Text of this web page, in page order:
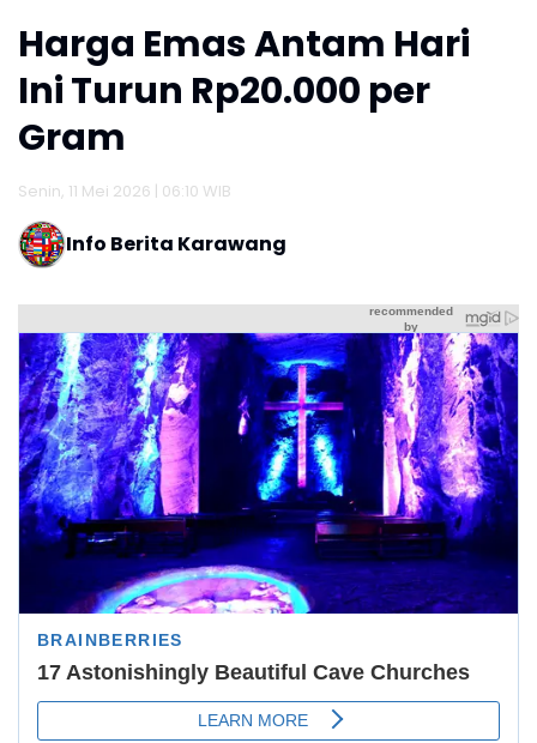
Harga Emas Antam Hari
Ini Turun Rp20.000 per
Gram
Senin, 11 Mei 2026 | 06:10 WIB
Info Berita Karawang